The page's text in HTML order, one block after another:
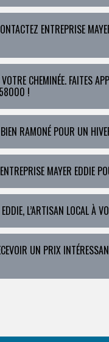
ENTREPRISE
CHEMINÉE. FAITES
58000 !
RAMONÉ POUR UN
MAYER EDDIE
L’ARTISAN LOCAL À
UN PRIX